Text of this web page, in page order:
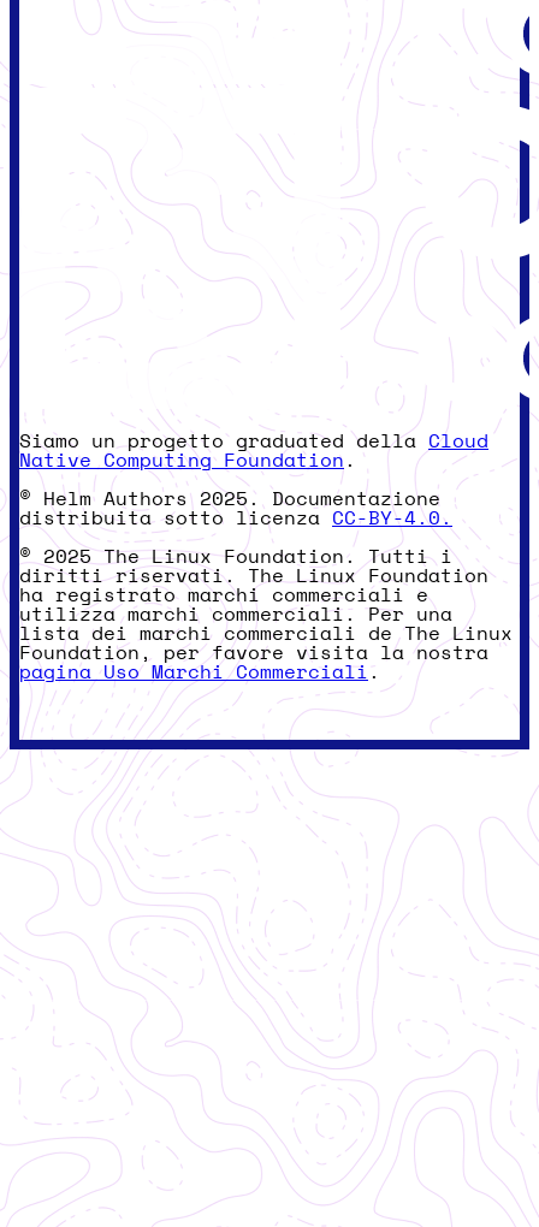
Siamo un progetto graduated della Cloud
Native Computing Foundation .
© Helm Authors 2025. Documentazione
distribuita sotto licenza CC-BY-4.0.
© 2025 The Linux Foundation. Tutti i
diritti riservati. The Linux Foundation
ha registrato marchi commerciali e
utilizza marchi commerciali. Per una
lista dei marchi commerciali de The Linux
Foundation, per favore visita la nostra
pagina Uso Marchi Commerciali .